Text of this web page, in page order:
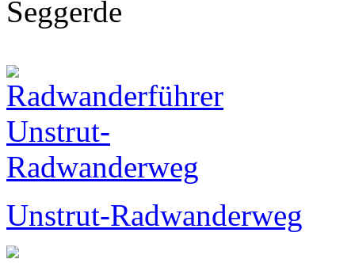
Unstrut-Radwanderweg